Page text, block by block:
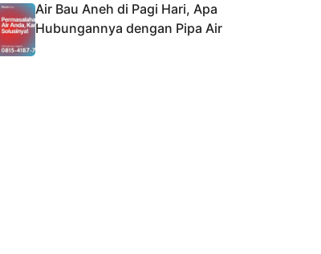
Air Bau Aneh di Pagi Hari, Apa
Hubungannya dengan Pipa Air